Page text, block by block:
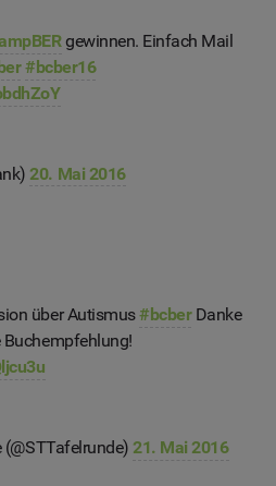
gewinnen. Einfach Mail
#bcber16
20. Mai 2016
über Autismus#bcberDanke
Buchempfehlung!
21. Mai 2016